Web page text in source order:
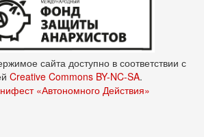
сайта доступно в соответствии с
Creative Commons BY-NC-SA.
«Автономного Действия»